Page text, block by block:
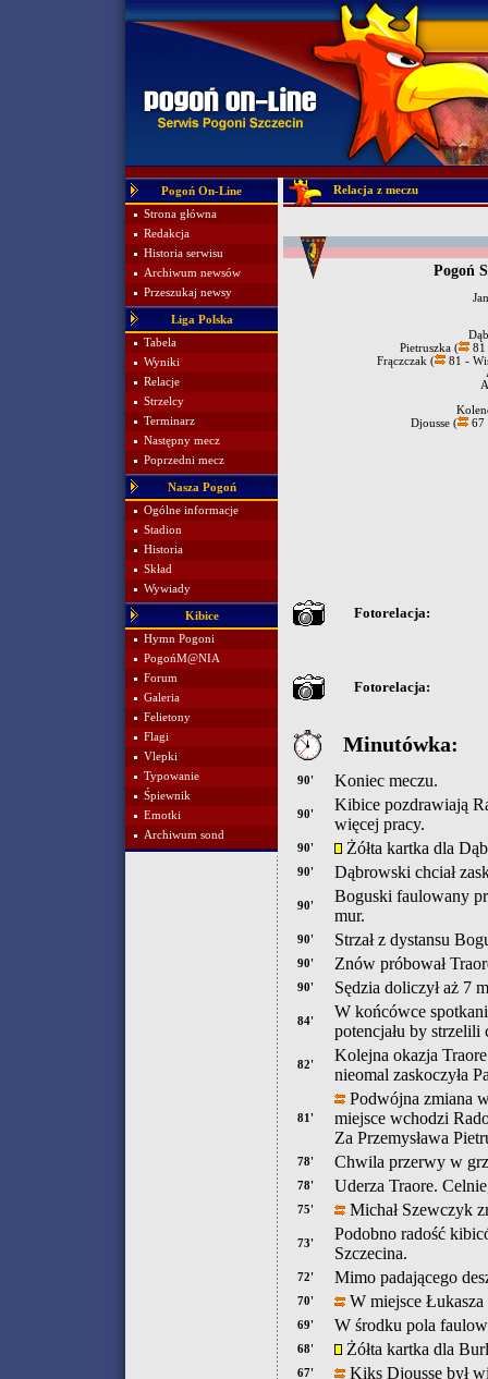
Pogoń On-Line
Strona główna
Redakcja
Historia serwisu
Archiwum newsów
Przeszukaj newsy
Liga Polska
Tabela
Wyniki
Relacje
Strzelcy
Terminarz
Następny mecz
Poprzedni mecz
Nasza Pogoń
Ogólne informacje
Stadion
Historia
Skład
Wywiady
Kibice
Hymn Pogoni
PogońM@NIA
Forum
Galeria
Felietony
Flagi
Vlepki
Typowanie
Śpiewnik
Emotki
Archiwum sond
Relacja z meczu
Pogoń
Pietruszka (
81
Frączczak (
81 -
Djousse (
67
Fotorelacja:
Fotorelacja:
Minutówka:
90' Koniec meczu.
90'
Kibice pozdrawiają
więcej pracy.
90' Żółta kartka dla
90' Dąbrowski chciał
90'
Boguski faulowany
mur.
90' Strzał z dystansu
90' Znów próbował
90' Sędzia doliczył aż 7
84'
W końcówce
potencjału by
82'
Kolejna okazja
nieomal zaskoczyła
81'
Podwójna zmiana
miejsce wchodzi
Za Przemysława
78' Chwila przerwy w
78' Uderza Traore.
75' Michał Szewczyk
73'
Podobno radość
Szczecina.
72' Mimo padającego
70' W miejsce
69' W środku pola
68' Żółta kartka dla
67' Kiks Djousse był